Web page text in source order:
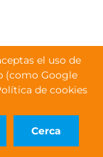
el uso de
(como Google
de cookies
Cerca